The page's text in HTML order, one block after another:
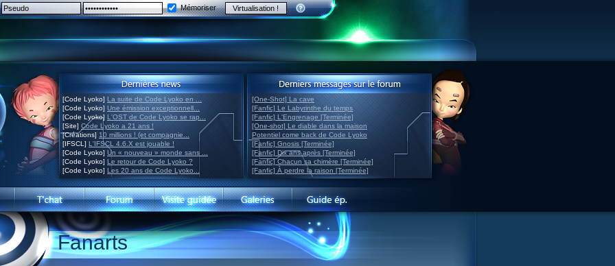
Mémoriser
[Code Lyoko] La suite de Code Lyoko en ...
[Code Lyoko] Une émission exceptionnell...
[Code Lyoko] L'OST de Code Lyoko se rap...
[Site] Code Lyoko a 21 ans !
[Créations] 10 millions ! (et compagnie...
[IFSCL] L'IFSCL 4.6.X est jouable !
[Code Lyoko] Un « nouveau » monde sans ...
[Code Lyoko] Le retour de Code Lyoko ?
[Code Lyoko] Les 20 ans de Code Lyoko...
[One-Shot] La cave
[Fanfic] Le Labyrinthe du temps
[Fanfic] L'Engrenage [Terminée]
[One-shot] Le diable dans la maison
Potentiel come back de Code Lyoko
[Fanfic] Gnosis [Terminée]
[Fanfic] Dix ans après [Terminée]
[Fanfic] Chacun sa chimère [Terminée]
[Fanfic] À perdre la raison [Terminée]
Fanarts